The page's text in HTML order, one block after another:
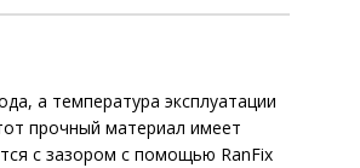
а температура эксплуатации
прочный материал имеет
с зазором с помощью RanFix